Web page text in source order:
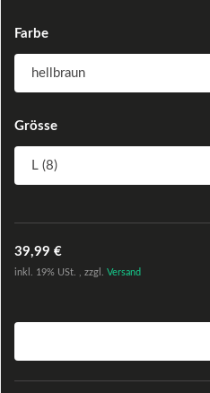
Farbe
Grösse
39,99 €
inkl. 19% USt. , zzgl. Versand